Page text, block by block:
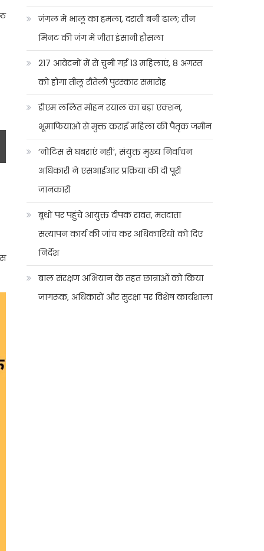
जंगल में भालू का हमला, दराती बनी ढाल; तीन
मिनट की जंग में जीता इंसानी हौसला
217 आवेदनों में से चुनी गईं 13 महिलाएं, 8 अगस्त
को होगा तीलू रौतेली पुरस्कार समारोह
डीएम ललित मोहन रयाल का बड़ा एक्शन,
भूमाफियाओं से मुक्त कराई महिला की पैतृक जमीन
‘नोटिस से घबराएं नहीं’, संयुक्त मुख्य निर्वाचन
अधिकारी ने एसआईआर प्रक्रिया की दी पूरी
जानकारी
बूथों पर पहुंचे आयुक्त दीपक रावत, मतदाता
सत्यापन कार्य की जांच कर अधिकारियों को दिए
निर्देश
बाल संरक्षण अभियान के तहत छात्राओं को किया
जागरूक, अधिकारों और सुरक्षा पर विशेष कार्यशाला